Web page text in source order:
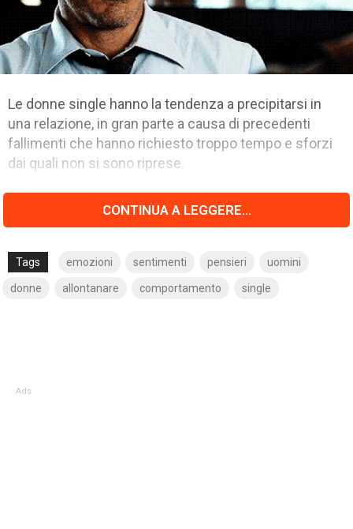
Le donne single hanno la tendenza a precipitarsi in
una relazione, in gran parte a causa di precedenti
fallimenti che hanno richiesto troppo tempo e sforzi
dai quali non si sono riprese.
CONTINUA A LEGGERE...
Tags emozioni sentimenti pensieri uomini
donne allontanare comportamento single
Ads